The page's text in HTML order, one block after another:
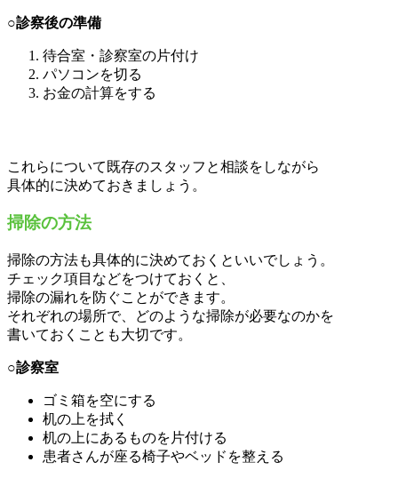
○診察後の準備
待合室・診察室の片付け
パソコンを切る
お金の計算をする
これらについて既存のスタッフと相談をしながら
具体的に決めておきましょう。
掃除の方法
掃除の方法も具体的に決めておくといいでしょう。
チェック項目などをつけておくと、
掃除の漏れを防ぐことができます。
それぞれの場所で、どのような掃除が必要なのかを
書いておくことも大切です。
○診察室
ゴミ箱を空にする
机の上を拭く
机の上にあるものを片付ける
患者さんが座る椅子やベッドを整える